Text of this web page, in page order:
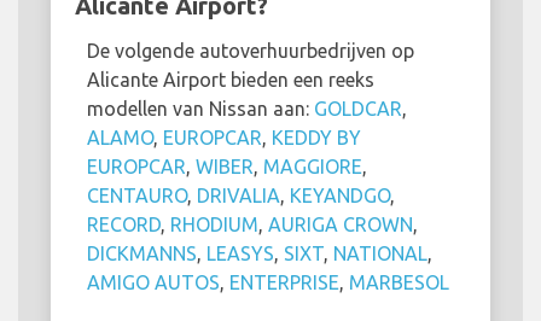
De volgende autoverhuurbedrijven op
Alicante Airport bieden een reeks
modellen van Nissan aan: GOLDCAR
ALAMO, EUROPCAR KEDDY BY
EUROPCAR WIBER MAGGIORE
CENTAURO, DRIVALIA KEYANDGO,
RECORD RHODIUM AURIGA CROWN
DICKMANNS LEASYS SIXT NATIONAL
AMIGO AUTOS ENTERPRISE MARBESOL